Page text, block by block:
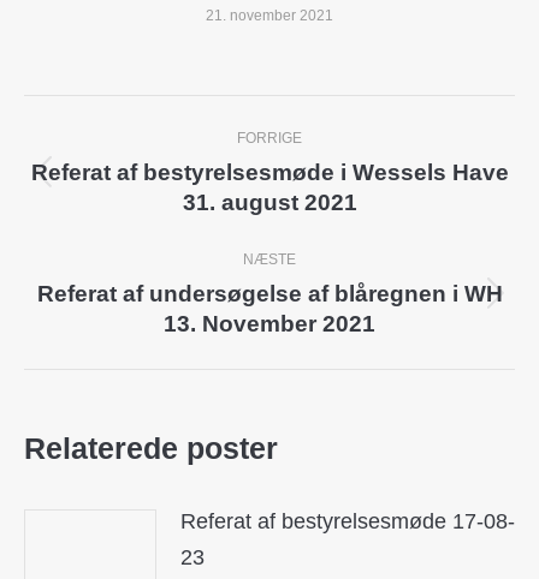
21. november 2021
navigation
FORRIGE
Previous
Referat af bestyrelsesmøde i Wessels Have
31. august 2021
NÆSTE
Next
Referat af undersøgelse af blåregnen i WH
13. November 2021
Relaterede poster
Referat af bestyrelsesmøde 17-08-
23